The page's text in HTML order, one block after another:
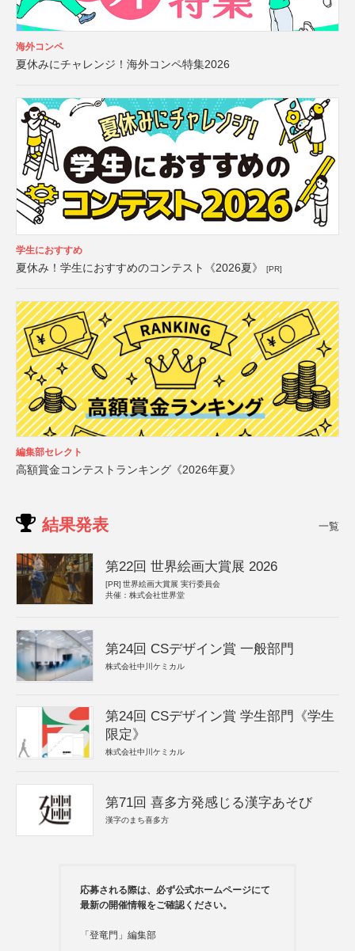
海外コンペ
夏休みにチャレンジ！海外コンペ特集2026
学生におすすめ
夏休み！学生におすすめのコンテスト《2026夏》 [PR]
編集部セレクト
高額賞金コンテストランキング《2026年夏》
結果発表 一覧
第22回 世界絵画大賞展 2026
[PR] 世界絵画大賞展 実行委員会
共催：株式会社世界堂
第24回 CSデザイン賞 一般部門
株式会社中川ケミカル
第24回 CSデザイン賞 学生部門《学生
限定》
株式会社中川ケミカル
第71回 喜多方発感じる漢字あそび
漢字のまち喜多方
応募される際は、必ず公式ホームページにて
最新の開催情報をご確認ください。
「登竜門」編集部